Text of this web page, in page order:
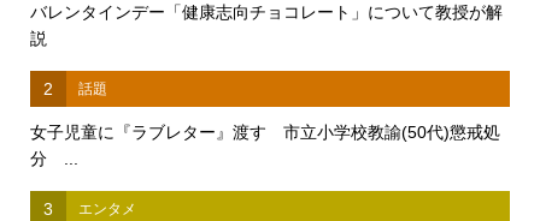
バレンタインデー「健康志向チョコレート」について教授が解
説
2 話題
女子児童に『ラブレター』渡す 市立小学校教諭(50代)懲戒処
分 ...
3 エンタメ